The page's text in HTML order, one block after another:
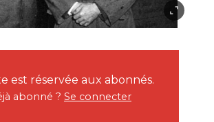
est réservée aux abonnés.
abonné ? Se connecter